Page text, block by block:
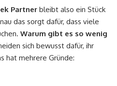
Partner bleibt also ein Stück
das sorgt dafür, dass viele
Warum gibt es so wenig
sich bewusst dafür, ihr
hat mehrere Gründe: